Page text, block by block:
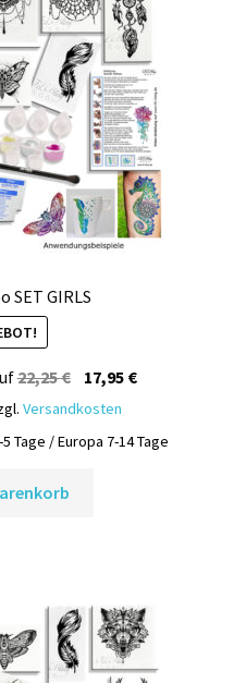
SET GIRLS
22,25€ Ursprünglicher
Preis
17,95 €Aktueller
Versandkosten
Tage / Europa 7-14 Tage